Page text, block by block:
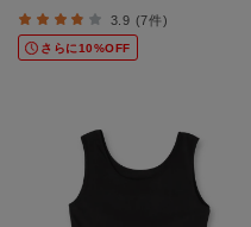
3.9 (7件)
さらに10%OFF